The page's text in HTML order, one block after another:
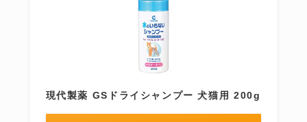
現代製薬 GSドライシャンプー 犬猫用 200g